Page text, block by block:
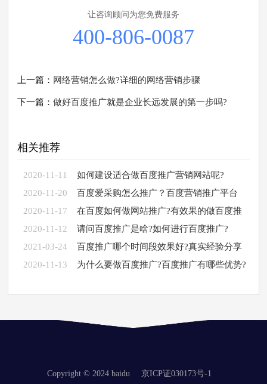
让咨询顾问为您免费服务
400-806-0087
上一篇： 网络营销怎么做?详细的网络营销步骤
下一篇：做好百度推广就是企业长远发展的第一步吗?
相关推荐
2020-11-11
如何建设适合做百度推广营销网站呢?
2020-11-20
百度爱采购怎么推广？百度营销推广平台
2020-11-17
在百度如何做网站推广?有效果的做百度推
广
2020-11-12
请问百度推广是啥?如何进行百度推广?
2021-03-24
百度推广哪个时间段效果好?真实经验分享
2020-11-13
为什么要做百度推广?百度推广有哪些优势?
Copyright © 2024 baidu 京ICP证030173号-1